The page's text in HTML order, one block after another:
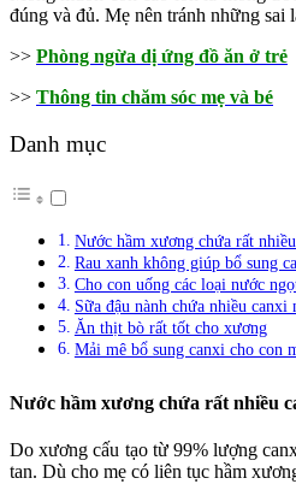
đúng và đủ. Mẹ nên tránh những sai
>> Phòng ngừa dị ứng đồ ăn ở trẻ
>> Thông tin chăm sóc mẹ và bé
Danh mục
Nước hầm xương chứa rất
Rau xanh không giúp bổ sung
Cho con uống các loại nước
Sữa đậu nành chứa nhiều canxi
Ăn thịt bò rất tốt cho xương
Mải mê bổ sung canxi cho con
Nước hầm xương chứa rất nhiều
Do xương cấu tạo từ 99% lượng
tan. Dù cho mẹ có liên tục hầm